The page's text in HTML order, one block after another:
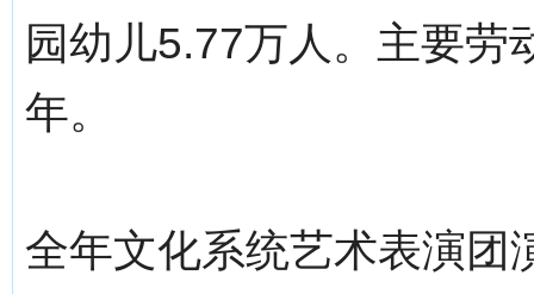
园幼儿5.77万人。主要劳
年。
全年文化系统艺术表演团